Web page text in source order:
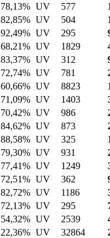
78,13% UV 577
82,85% UV 504
92,49% UV 295
68,21% UV 1829
83,37% UV 312
72,74% UV 781
60,66% UV 8823
71,09% UV 1403
70,42% UV 986
84,62% UV 873
88,58% UV 325
79,30% UV 931
77,41% UV 1249
72,51% UV 362
82,72% UV 1186
72,13% UV 295
54,32% UV 2539
22,36% UV 32864